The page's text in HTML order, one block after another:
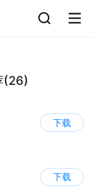
(26)
下载
下载